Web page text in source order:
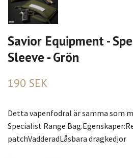
Savior Equipment -
Sleeve - Grön
190 SEK
Detta vapenfodral är samma som
Specialist Range
patchVadderadLåsbara dragkedjor